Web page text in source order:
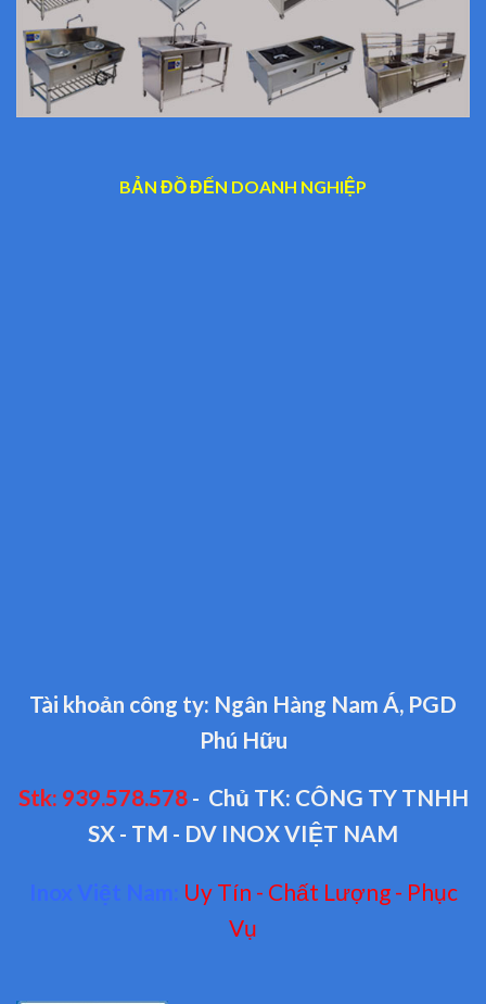
BẢN ĐỒ ĐẾN DOANH NGHIỆP
Tài khoản công ty: Ngân Hàng Nam Á, PGD
Phú Hữu
Stk: 939.578.578- Chủ TK: CÔNG TY TNHH
SX - TM - DV INOX VIỆT NAM
Inox Việt Nam: Uy Tín - Chất Lượng - Phục
Vụ